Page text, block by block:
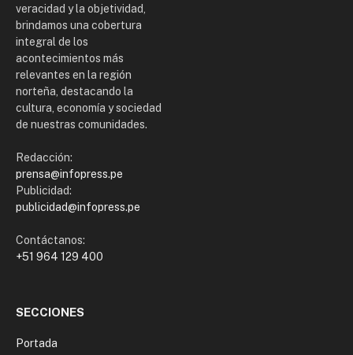
veracidad y la objetividad,
brindamos una cobertura
integral de los
acontecimientos más
relevantes en la región
norteña, destacando la
cultura, economía y sociedad
de nuestras comunidades.
Redacción:
prensa@infopress.pe
Publicidad:
publicidad@infopress.pe
Contáctanos:
+51 964 129 400
SECCIONES
Portada